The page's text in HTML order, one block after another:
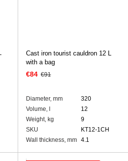
Cast iron tourist cauldron 12 L
with a bag
€84 €91
Diameter, mm
320
Volume, l
12
Weight, kg
9
SKU
KT12-1CH
Wall thickness, mm 4.1